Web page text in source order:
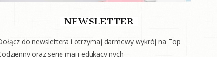
NEWSLETTER
do newslettera i otrzymaj darmowy wykrój na Top
oraz serię maili edukacyjnych.